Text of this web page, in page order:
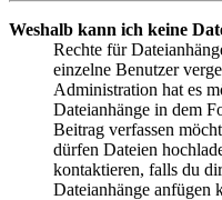
Weshalb kann ich keine
Rechte für
einzelne Benutzer
Administration hat es
Dateianhänge in dem
Beitrag verfassen
dürfen Dateien
kontaktieren, falls du
Dateianhänge anfügen